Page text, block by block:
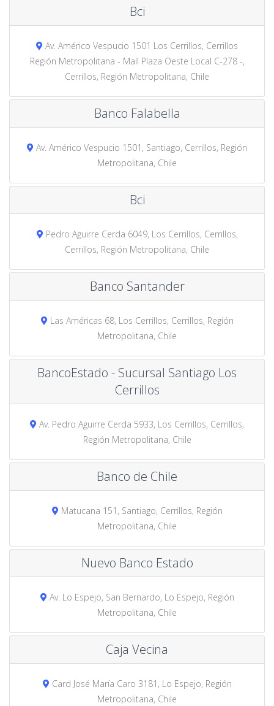
Bci
Av. Américo Vespucio 1501 Los Cerrillos, Cerrillos
Región Metropolitana - Mall Plaza Oeste Local C-278 -,
Cerrillos, Región Metropolitana, Chile
Banco Falabella
Av. Américo Vespucio 1501, Santiago, Cerrillos, Región
Metropolitana, Chile
Bci
Pedro Aguirre Cerda 6049, Los Cerrillos, Cerrillos,
Cerrillos, Región Metropolitana, Chile
Banco Santander
Las Américas 68, Los Cerrillos, Cerrillos, Región
Metropolitana, Chile
BancoEstado - Sucursal Santiago Los
Cerrillos
Av. Pedro Aguirre Cerda 5933, Los Cerrillos, Cerrillos,
Región Metropolitana, Chile
Banco de Chile
Matucana 151, Santiago, Cerrillos, Región
Metropolitana, Chile
Nuevo Banco Estado
Av. Lo Espejo, San Bernardo, Lo Espejo, Región
Metropolitana, Chile
Caja Vecina
Card José María Caro 3181, Lo Espejo, Región
Metropolitana, Chile